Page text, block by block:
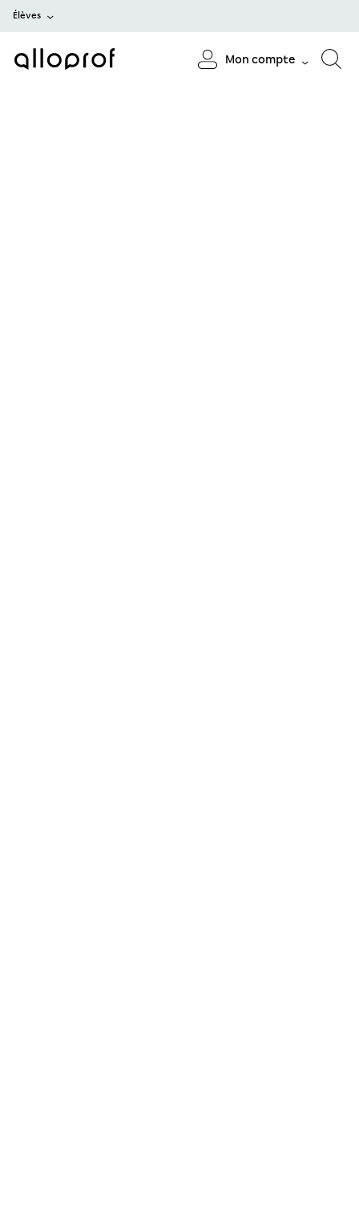
Élèves
Mon compte